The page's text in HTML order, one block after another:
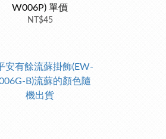
W006P) 單價
NT$45